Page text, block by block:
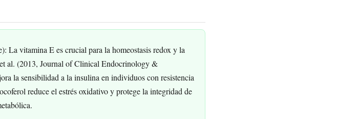
La vitamina E es crucial para la homeostasis redox y la
al. (2013, Journal of Clinical Endocrinology &
la sensibilidad a la insulina en individuos con resistencia
reduce el estrés oxidativo y protege la integridad de